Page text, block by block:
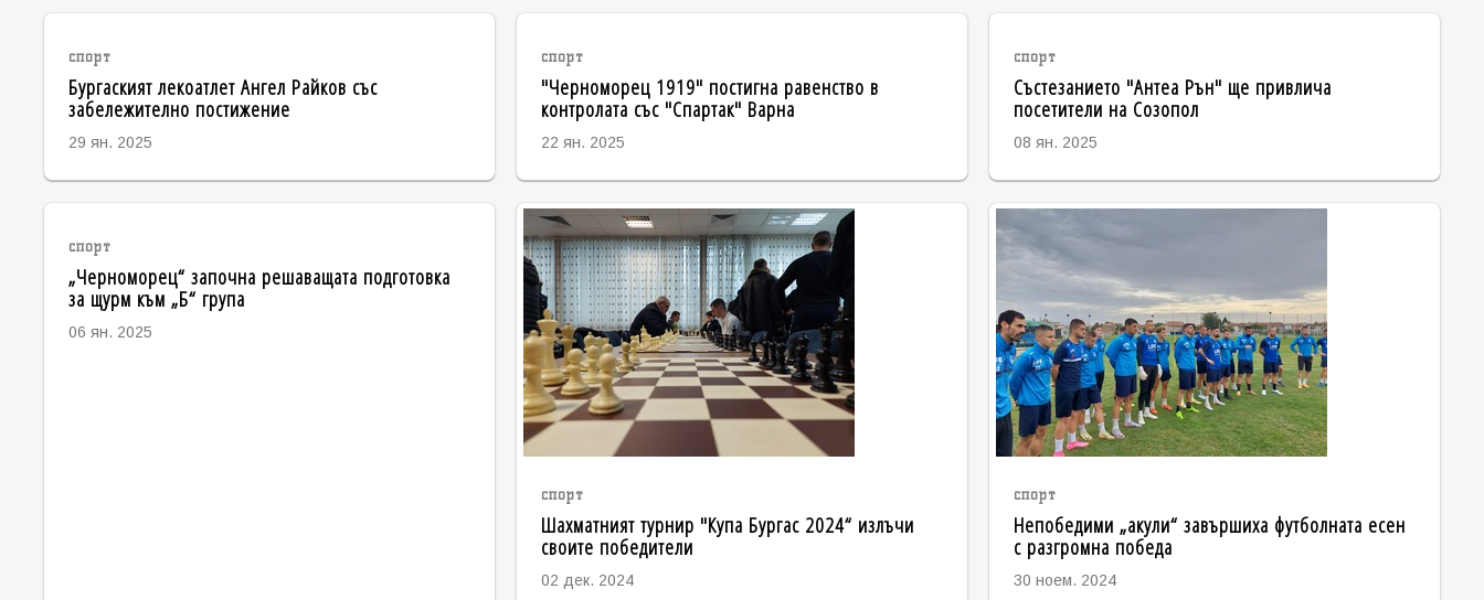
спорт
Бургаският лекоатлет Ангел Райков със
забележително постижение
29 ян. 2025
спорт
"Черноморец 1919" постигна равенство в
контролата със "Спартак" Варна
22 ян. 2025
спорт
Състезанието "Антеа Рън" ще привлича
посетители на Созопол
08 ян. 2025
спорт
„Черноморец“ започна решаващата подготовка
за щурм към „Б“ група
06 ян. 2025
спорт
Шахматният турнир "Купа Бургас 2024“ излъчи
своите победители
02 дек. 2024
спорт
Непобедими „акули“ завършиха футболната есен
с разгромна победа
30 ноем. 2024